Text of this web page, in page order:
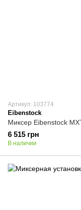
Артикул: 103774
Eibenstock
Миксер Eibenstock
6 515 грн
В наличии